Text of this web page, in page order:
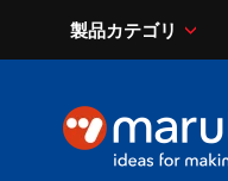
製品カテゴリ